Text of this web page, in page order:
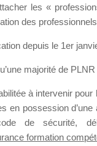
à l’Appel à
de laisser un
les «
des
depuis le 1er
majorité de
à intervenir
en possession
de sécurité,
formation